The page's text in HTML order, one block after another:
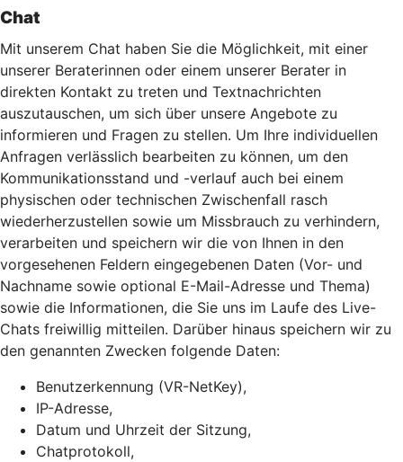
Chat
Mit unserem Chat haben Sie die Möglichkeit, mit einer
unserer Beraterinnen oder einem unserer Berater in
direkten Kontakt zu treten und Textnachrichten
auszutauschen, um sich über unsere Angebote zu
informieren und Fragen zu stellen. Um Ihre individuellen
Anfragen verlässlich bearbeiten zu können, um den
Kommunikationsstand und -verlauf auch bei einem
physischen oder technischen Zwischenfall rasch
wiederherzustellen sowie um Missbrauch zu verhindern,
verarbeiten und speichern wir die von Ihnen in den
vorgesehenen Feldern eingegebenen Daten (Vor- und
Nachname sowie optional E-Mail-Adresse und Thema)
sowie die Informationen, die Sie uns im Laufe des Live-
Chats freiwillig mitteilen. Darüber hinaus speichern wir zu
den genannten Zwecken folgende Daten:
Benutzerkennung (VR-NetKey),
IP-Adresse,
Datum und Uhrzeit der Sitzung,
Chatprotokoll,